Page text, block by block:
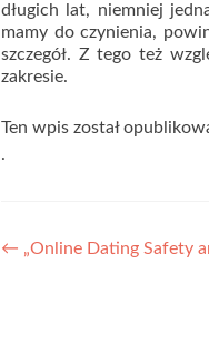
długich lat, niemniej
mamy do czynienia,
szczegół. Z tego też
zakresie.
Ten wpis został
.
Nawigacja
← „Online Dating Safety